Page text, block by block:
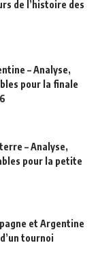
de l’histoire des
– Analyse,
pour la finale
– Analyse,
pour la petite
et Argentine
tournoi